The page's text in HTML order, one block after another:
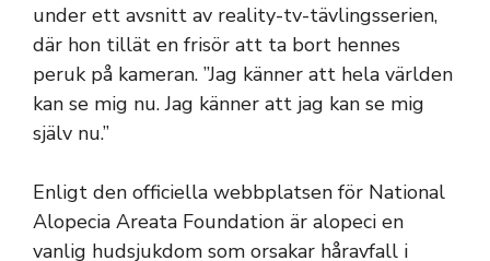
under ett avsnitt av reality-tv-tävlingsserien,
där hon tillät en frisör att ta bort hennes
peruk på kameran. ”Jag känner att hela världen
kan se mig nu. Jag känner att jag kan se mig
själv nu.”
Enligt den officiella webbplatsen för National
Alopecia Areata Foundation är alopeci en
vanlig hudsjukdom som orsakar håravfall i